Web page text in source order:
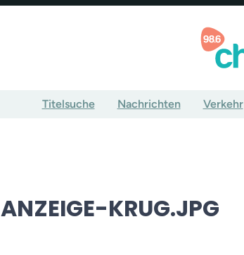
Titelsuche Nachrichten Verkehr
ANZEIGE-KRUG.JPG